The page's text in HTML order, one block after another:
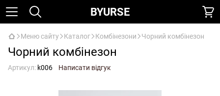
BYURSE
Меню сайту Каталог Комбінезони Чорний комбінезон
Чорний комбінезон
Артикул: k006 Написати відгук